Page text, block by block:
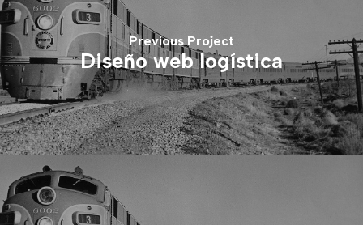
Previous Project
Diseño web logística